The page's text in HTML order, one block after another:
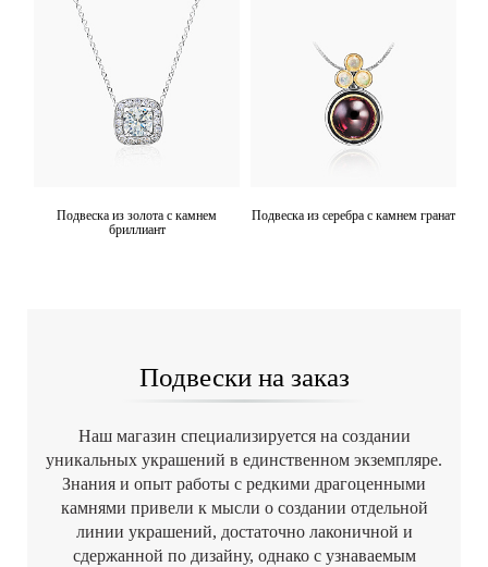
Подвеска из золота с камнем
бриллиант
Подвеска из серебра с камнем гранат
Подвески на заказ
Наш магазин специализируется на создании
уникальных украшений в единственном экземпляре.
Знания и опыт работы с редкими драгоценными
камнями привели к мысли о создании отдельной
линии украшений, достаточно лаконичной и
сдержанной по дизайну, однако с узнаваемым